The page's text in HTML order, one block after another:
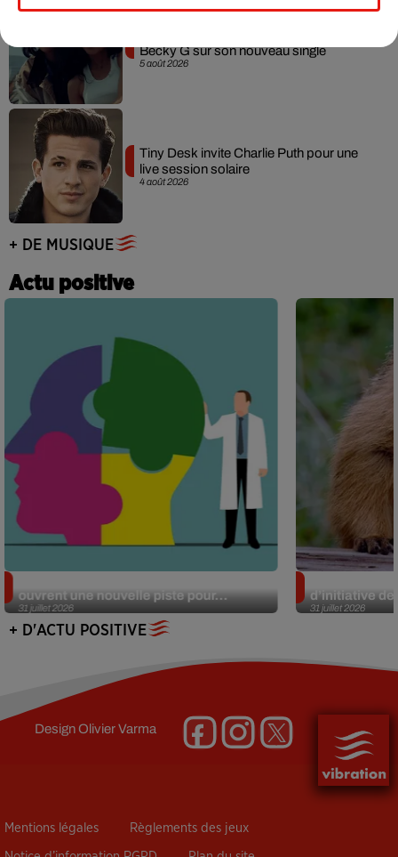
5 août 2026
Becky G sur son nouveau single
4 août 2026
Tiny Desk invite Charlie Puth pour une
live session solaire
+ DE MUSIQUE
Actu positive
31 juillet 2026
ouvrent une nouvelle piste pour...
31 juillet 2026
d’initiative
+ D'ACTU POSITIVE
DesignOlivier Varma
Mentions légales Règlements des jeux